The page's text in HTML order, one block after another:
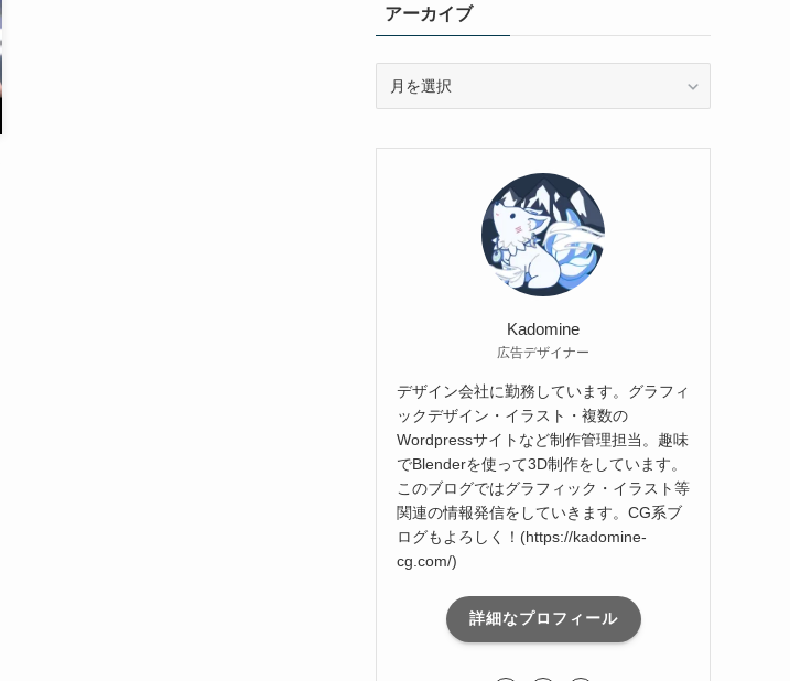
ーアーカイブ
イ
Kadomine
広告デザイナー
デザイン会社に勤務しています。グラフィ
ックデザイン・イラスト・複数の
Wordpressサイトなど制作管理担当。趣味
でBlenderを使って3D制作をしています。
このブログではグラフィック・イラスト等
関連の情報発信をしていきます。CG系ブ
ログもよろしく！(https://kadomine-
cg.com/)
詳細なプロフィール